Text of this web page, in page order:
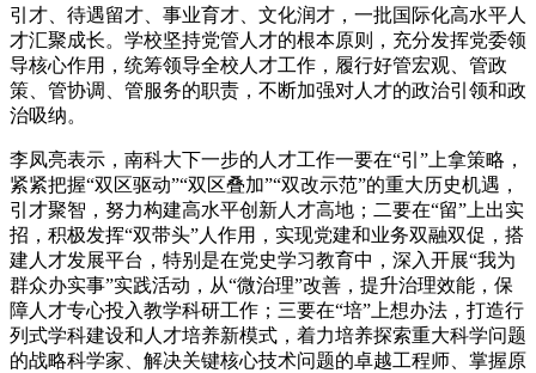
引才、待遇留才、事业育才、文化润才，一批国际化高水平人
才汇聚成长。学校坚持党管人才的根本原则，充分发挥党委领
导核心作用，统筹领导全校人才工作，履行好管宏观、管政
策、管协调、管服务的职责，不断加强对人才的政治引领和政
治吸纳。
李凤亮表示，南科大下一步的人才工作一要在“引”上拿策略，
紧紧把握“双区驱动”“双区叠加”“双改示范”的重大历史机遇，
引才聚智，努力构建高水平创新人才高地；二要在“留”上出实
招，积极发挥“双带头”人作用，实现党建和业务双融双促，搭
建人才发展平台，特别是在党史学习教育中，深入开展“我为
群众办实事”实践活动，从“微治理”改善，提升治理效能，保
障人才专心投入教学科研工作；三要在“培”上想办法，打造行
列式学科建设和人才培养新模式，着力培养探索重大科学问题
的战略科学家、解决关键核心技术问题的卓越工程师、掌握原